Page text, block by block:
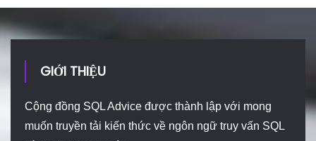
GIỚI THIỆU
Cộng đồng SQL Advice được thành lập với mong
muốn truyền tải kiến thức về ngôn ngữ truy vấn SQL